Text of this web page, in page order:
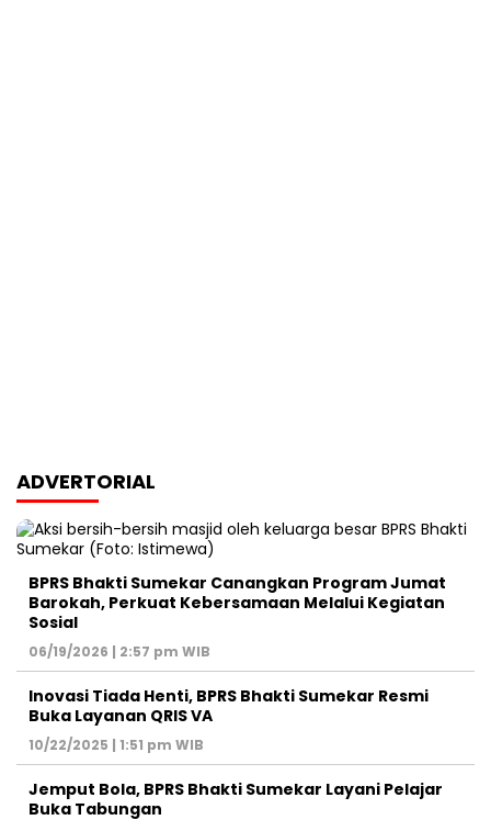
ADVERTORIAL
BPRS Bhakti Sumekar Canangkan Program Jumat
Barokah, Perkuat Kebersamaan Melalui Kegiatan
Sosial
06/19/2026 | 2:57 pm WIB
Inovasi Tiada Henti, BPRS Bhakti Sumekar Resmi
Buka Layanan QRIS VA
10/22/2025 | 1:51 pm WIB
Jemput Bola, BPRS Bhakti Sumekar Layani Pelajar
Buka Tabungan